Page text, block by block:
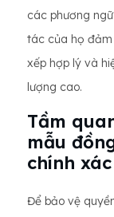
các phương
tác của họ
xếp hợp lý và
lượng cao.
Tầm
mẫu
chính xác
Để bảo vệ